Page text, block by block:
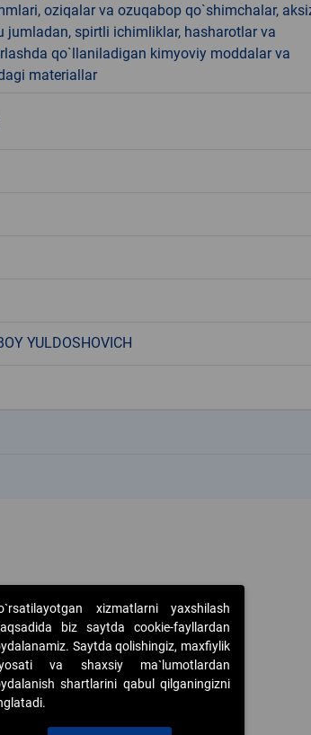
oziqalar va ozuqabop qo`shimchalar,
jumladan, spirtli ichimliklar, hasharotlar va
qo`llaniladigan kimyoviy moddalar va
materiallar
YULDOSHOVICH
xizmatlarni yaxshilash
biz saytda cookie-fayllardan
Saytda qolishingiz, maxfiylik
va shaxsiy ma`lumotlardan
shartlarini qabul qilganingizni